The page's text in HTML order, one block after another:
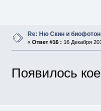
Re: Ню Скин и
« Ответ #16 : 16 Декабря
Появилось